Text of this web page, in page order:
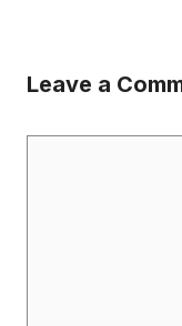
Leave a